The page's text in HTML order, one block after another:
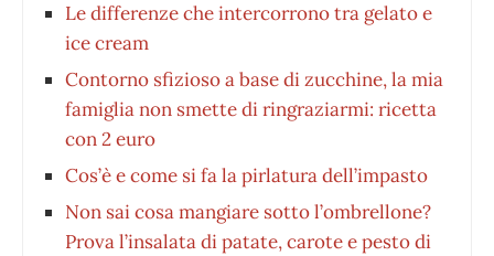
Le differenze che intercorrono tra gelato e
ice cream
Contorno sfizioso a base di zucchine, la mia
famiglia non smette di ringraziarmi: ricetta
con 2 euro
Cos’è e come si fa la pirlatura dell’impasto
Non sai cosa mangiare sotto l’ombrellone?
Prova l’insalata di patate, carote e pesto di